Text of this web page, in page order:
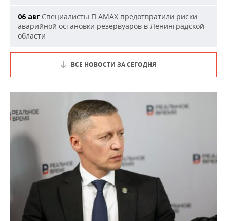
06 авг Специалисты FLAMAX предотвратили риски
аварийной остановки резервуаров в Ленинградской
области
ВСЕ НОВОСТИ ЗА СЕГОДНЯ